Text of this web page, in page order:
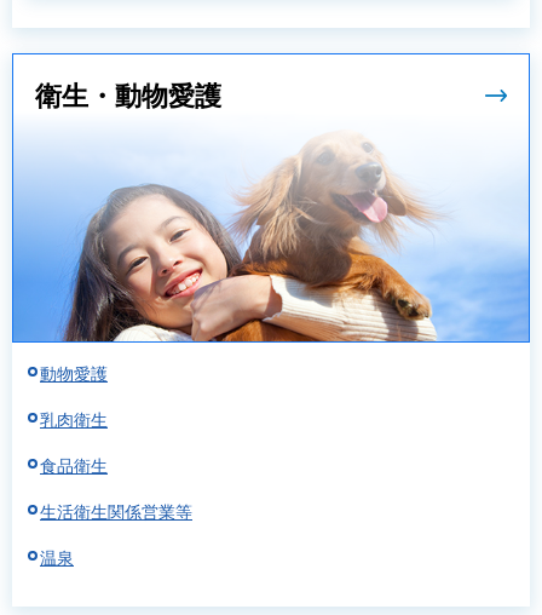
衛生・動物愛護
動物愛護
乳肉衛生
食品衛生
生活衛生関係営業等
温泉